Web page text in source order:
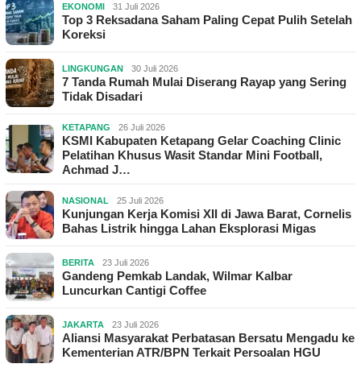
EKONOMI 31 Juli 2026
Top 3 Reksadana Saham Paling Cepat Pulih Setelah
Koreksi
LINGKUNGAN 30 Juli 2026
7 Tanda Rumah Mulai Diserang Rayap yang Sering
Tidak Disadari
KETAPANG 26 Juli 2026
KSMI Kabupaten Ketapang Gelar Coaching Clinic
Pelatihan Khusus Wasit Standar Mini Football,
Achmad J…
NASIONAL 25 Juli 2026
Kunjungan Kerja Komisi XII di Jawa Barat, Cornelis
Bahas Listrik hingga Lahan Eksplorasi Migas
BERITA 23 Juli 2026
Gandeng Pemkab Landak, Wilmar Kalbar
Luncurkan Cantigi Coffee
JAKARTA 23 Juli 2026
Aliansi Masyarakat Perbatasan Bersatu Mengadu ke
Kementerian ATR/BPN Terkait Persoalan HGU